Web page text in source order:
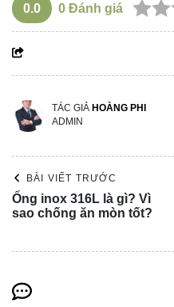
0.0 0 Đánh giá
TÁC GIẢ HOÀNG PHI
ADMIN
BÀI VIẾT TRƯỚC
Ống inox 316L là gì? Vì
sao chống ăn mòn tốt?